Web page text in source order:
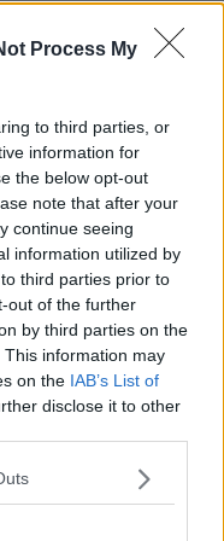
Process My
to third parties, or
information for
the below opt-out
note that after your
continue seeing
information utilized by
third parties prior to
out of the further
by third parties on the
This information may
on the IAB’s List of
disclose it to other